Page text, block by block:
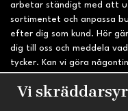
arbetar ständigt med att
sortimentet och anpassa
efter dig som kund. Hör
dig till oss och meddela
tycker. Kan vi göra
sidan?
Vi